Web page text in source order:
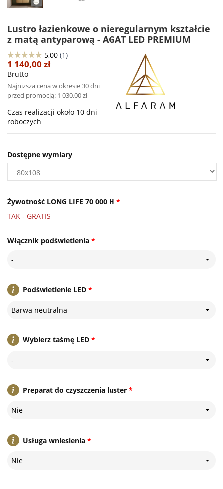
Lustro łazienkowe o nieregularnym kształcie
z matą antyparową - AGAT LED PREMIUM
1 140,00 zł
Brutto
Najniższa cena w okresie 30 dni
przed promocją: 1 030,00 zł
Czas realizacji około 10 dni
roboczych
*
Żywotność LONG LIFE 70 000 H
TAK - GRATIS
*
Włącznik podświetlenia
-
*
Podświetlenie LED
Barwa neutralna
*
Wybierz taśmę LED
-
*
Preparat do czyszczenia luster
Nie
*
Usługa wniesienia
Nie
Dostępne wymiary